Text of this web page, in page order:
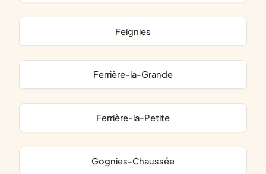
Feignies
Ferrière-la-Grande
Ferrière-la-Petite
Gognies-Chaussée